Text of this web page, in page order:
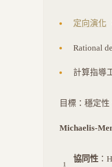
定向演化
Rational
計算指導
目標：穩定
Michaelis-
協同性 ：